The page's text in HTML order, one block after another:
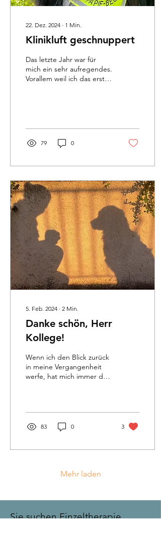
22. Dez. 2024 ∙ 1 Min.
Klinikluft geschnuppert
Das letzte Jahr war für
mich ein sehr aufregendes.
Vorallem weil ich das erste
79 0
5. Feb. 2024 ∙ 2 Min.
Danke schön, Herr
Kollege!
Wenn ich den Blick zurück
in meine Vergangenheit
werfe, hat mich immer der
83 0 3
Mehr laden
Sie suchen Einzeltherapie,